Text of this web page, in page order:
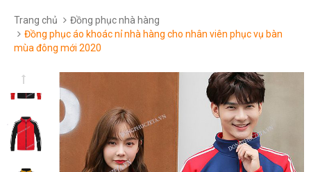
Trang chủ
Đồng phục nhà hàng
Đồng phục áo khoác nỉ nhà hàng cho nhân viên phục vụ bàn
mùa đông mới 2020